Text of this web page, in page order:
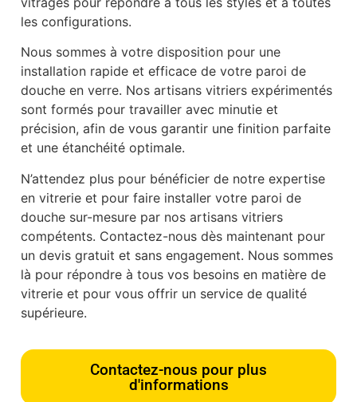
les configurations.
Nous sommes à votre disposition pour une
installation rapide et efficace de votre paroi de
douche en verre. Nos artisans vitriers expérimentés
sont formés pour travailler avec minutie et
précision, afin de vous garantir une finition parfaite
et une étanchéité optimale.
N’attendez plus pour bénéficier de notre expertise
en vitrerie et pour faire installer votre paroi de
douche sur-mesure par nos artisans vitriers
compétents. Contactez-nous dès maintenant pour
un devis gratuit et sans engagement. Nous sommes
là pour répondre à tous vos besoins en matière de
vitrerie et pour vous offrir un service de qualité
supérieure.
Contactez-nous pour plus
d'informations